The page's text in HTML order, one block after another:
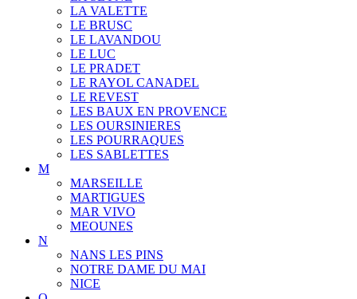
LA VALETTE
LE BRUSC
LE LAVANDOU
LE LUC
LE PRADET
LE RAYOL CANADEL
LE REVEST
LES BAUX EN PROVENCE
LES OURSINIERES
LES POURRAQUES
LES SABLETTES
M
MARSEILLE
MARTIGUES
MAR VIVO
MEOUNES
N
NANS LES PINS
NOTRE DAME DU MAI
NICE